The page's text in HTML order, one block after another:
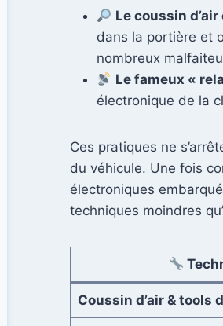
Le coussin
dans la portière et
nombreux
Le fameux «
électronique de la
Ces pratiques ne
du véhicule. Une fois
électroniques
techniques moindres
Coussin d’air & tools